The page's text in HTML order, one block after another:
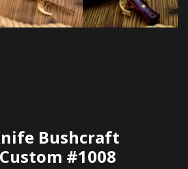
Bushcraft
#1008